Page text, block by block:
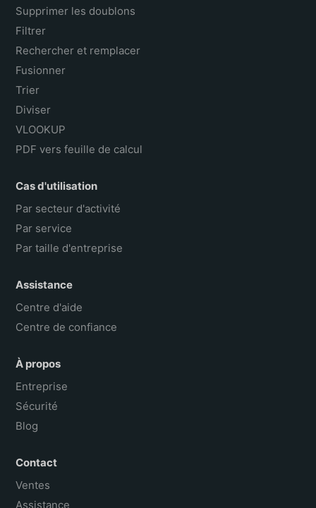
Supprimer les doublons
Filtrer
Rechercher et remplacer
Fusionner
Trier
Diviser
VLOOKUP
PDF vers feuille de calcul
Cas d'utilisation
Par secteur d'activité
Par service
Par taille d'entreprise
Assistance
Centre d'aide
Centre de confiance
À propos
Entreprise
Sécurité
Blog
Contact
Ventes
Assistance